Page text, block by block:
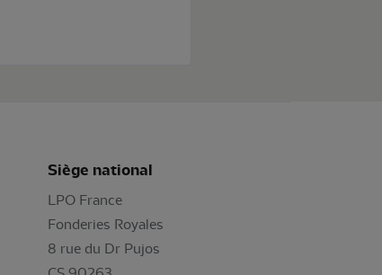
Siège national
LPO France
Fonderies Royales
8 rue du Dr Pujos